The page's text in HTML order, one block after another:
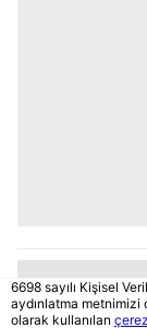
6698 sayılı Kişisel
aydınlatma
olarak kullanılan